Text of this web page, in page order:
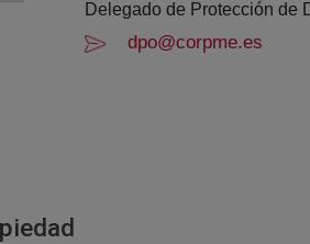
Delegado de Protección de
dpo@corpme.es